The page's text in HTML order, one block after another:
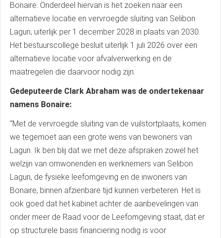
Bonaire. Onderdeel hiervan is het zoeken naar een
alternatieve locatie en vervroegde sluiting van Selibon
Lagun; uiterlijk per 1 december 2028 in plaats van 2030.
Het bestuurscollege besluit uiterlijk 1 juli 2026 over een
alternatieve locatie voor afvalverwerking en de
maatregelen die daarvoor nodig zijn.
Gedeputeerde Clark Abraham was de ondertekenaar
namens Bonaire:
“Met de vervroegde sluiting van de vuilstortplaats, komen
we tegemoet aan een grote wens van bewoners van
Lagun. Ik ben blij dat we met deze afspraken zowel het
welzijn van omwonenden en werknemers van Selibon
Lagun, de fysieke leefomgeving en de inwoners van
Bonaire, binnen afzienbare tijd kunnen verbeteren. Het is
ook goed dat het kabinet achter de aanbevelingen van
onder meer de Raad voor de Leefomgeving staat, dat er
op structurele basis financiering nodig is voor